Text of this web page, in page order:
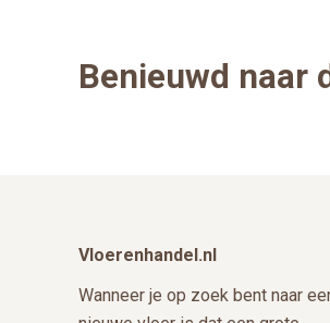
Benieuwd naar
Vloerenhandel.nl
Wanneer je op zoek bent naar